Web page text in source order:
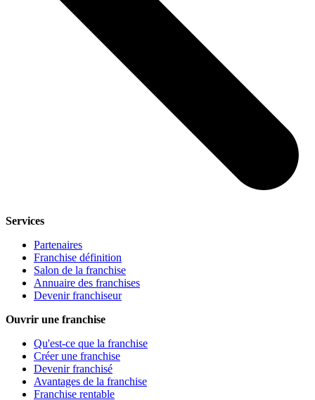
Services
Partenaires
Franchise définition
Salon de la franchise
Annuaire des franchises
Devenir franchiseur
Ouvrir une franchise
Qu'est-ce que la franchise
Créer une franchise
Devenir franchisé
Avantages de la franchise
Franchise rentable